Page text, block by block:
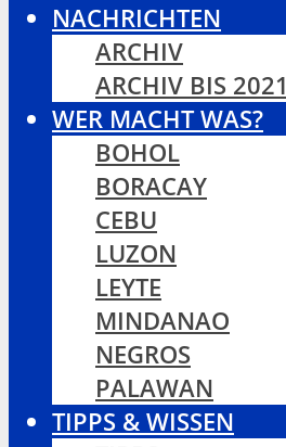
NACHRICHTEN
ARCHIV
ARCHIV BIS 2021
WER MACHT WAS?
BOHOL
BORACAY
CEBU
LUZON
LEYTE
MINDANAO
NEGROS
PALAWAN
TIPPS & WISSEN